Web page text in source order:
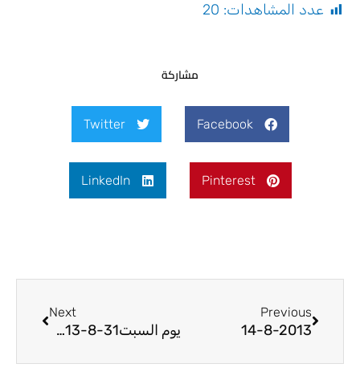
عدد المشاهدات: 20
مشاركة
Facebook
Twitter
Pinterest
LinkedIn
Previous
14-8-2013
Next
يوم السبت31-8-2013